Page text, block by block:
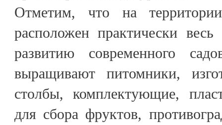
Отметим, что на
расположен практически
развитию современного
выращивают питомники,
столбы, комплектующие,
для сбора фруктов,